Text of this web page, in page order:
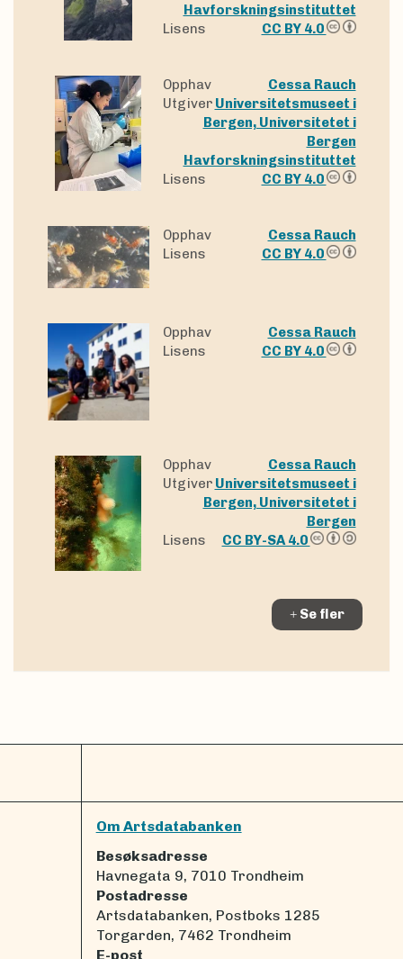
Havforskningsinstituttet
Lisens
CC BY 4.0
Opphav
Cessa Rauch
Utgiver Universitetsmuseet i
Bergen, Universitetet i
Bergen
Havforskningsinstituttet
Lisens
CC BY 4.0
Opphav
Cessa Rauch
Lisens
CC BY 4.0
Opphav
Cessa Rauch
Lisens
CC BY 4.0
Opphav
Cessa Rauch
Utgiver Universitetsmuseet i
Bergen, Universitetet i
Bergen
Lisens
CC BY-SA 4.0
Se fler
Om Artsdatabanken
Besøksadresse
Havnegata 9, 7010 Trondheim
Postadresse
Artsdatabanken, Postboks 1285
Torgarden, 7462 Trondheim
E-post